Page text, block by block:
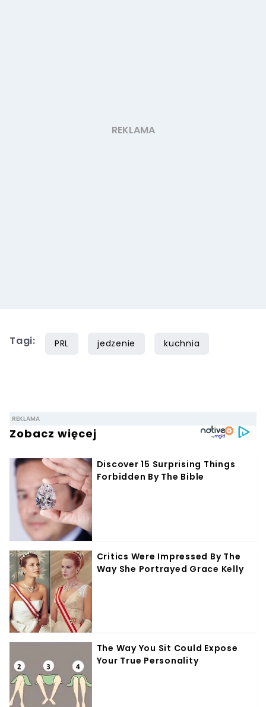
Tagi: PRL jedzenie kuchnia